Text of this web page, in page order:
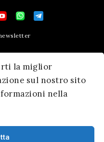
la miglior
sul nostro sito
nella